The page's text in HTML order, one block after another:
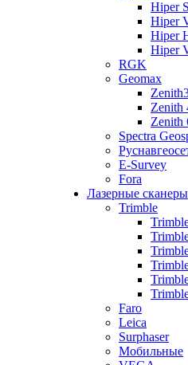
Hiper
Hiper
Hiper
Hiper
RGK
Geomax
Zenith
Zenith
Spectra
E-Survey
Fora
Лазерные сканеры
Trimble
Faro
Leica
Surphaser
Мобильные